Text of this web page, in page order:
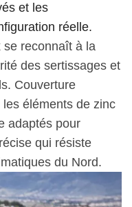
et les
réelle.
se reconnaît à la
des sertissages et
Couverture
éléments de zinc
adaptés pour
qui résiste
du Nord.